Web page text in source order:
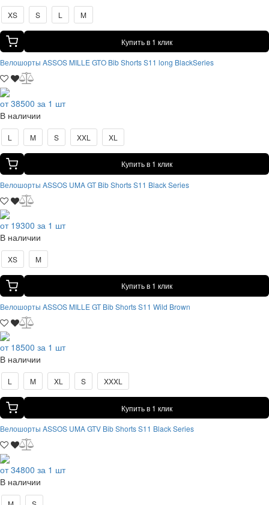
XS S L M
Купить в 1 клик
Велошорты ASSOS MILLE GTO Bib Shorts S11 long BlackSeries
от 38500 за 1 шт
В наличии
L M S XXL XL
Купить в 1 клик
Велошорты ASSOS UMA GT Bib Shorts S11 Black Series
от 19300 за 1 шт
В наличии
XS M
Купить в 1 клик
Велошорты ASSOS MILLE GT Bib Shorts S11 Wild Brown
от 18500 за 1 шт
В наличии
L M XL S XXXL
Купить в 1 клик
Велошорты ASSOS UMA GTV Bib Shorts S11 Black Series
от 34800 за 1 шт
В наличии